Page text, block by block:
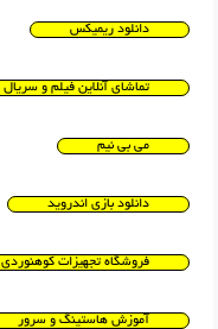
دانلود ریمیکس
تماشای آنلاین فیلم و سریال
می بی نیم
دانلود بازی اندروید
فروشگاه تجهیزات کوهنوردی
آموزش هاستینگ و سرور